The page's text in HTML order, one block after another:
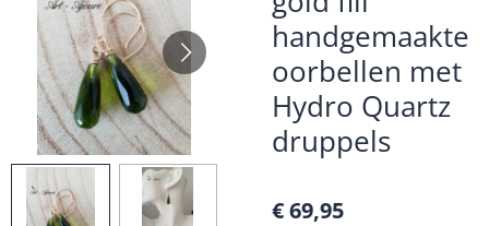
handgemaakte
oorbellen met
Hydro Quartz
druppels
€ 69,95